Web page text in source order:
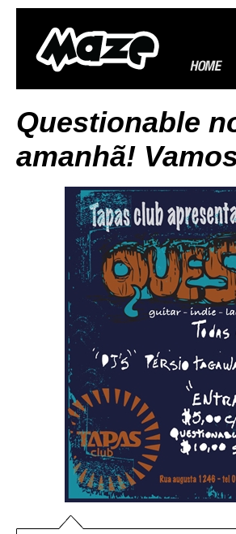
Questionable
amanhã!